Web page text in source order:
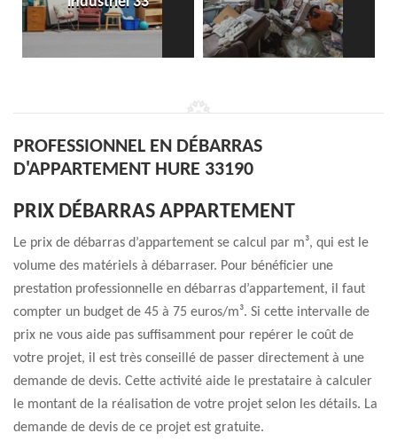
PROFESSIONNEL EN DÉBARRAS
D'APPARTEMENT HURE 33190
PRIX DÉBARRAS APPARTEMENT
Le prix de débarras d’appartement se calcul par m³, qui est le
volume des matériels à débarraser. Pour bénéficier une
prestation professionnelle en débarras d’appartement, il faut
compter un budget de 45 à 75 euros/m³. Si cette intervalle de
prix ne vous aide pas suffisamment pour repérer le coût de
votre projet, il est très conseillé de passer directement à une
demande de devis. Cette activité aide le prestataire à calculer
le montant de la réalisation de votre projet selon les détails. La
demande de devis de ce projet est gratuite.